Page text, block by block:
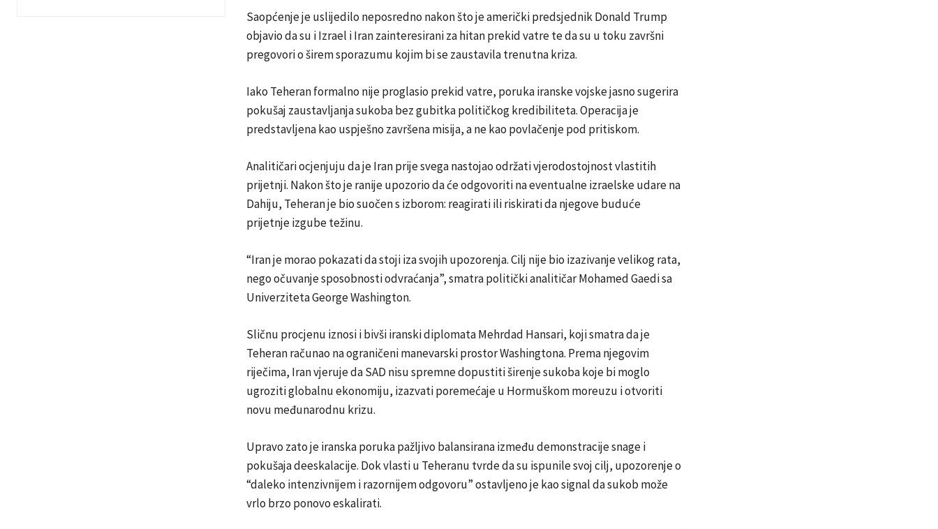
Saopćenje je uslijedilo neposredno nakon što je američki predsjednik Donald Trump
objavio da su i Izrael i Iran zainteresirani za hitan prekid vatre te da su u toku završni
pregovori o širem sporazumu kojim bi se zaustavila trenutna kriza.
Iako Teheran formalno nije proglasio prekid vatre, poruka iranske vojske jasno sugerira
pokušaj zaustavljanja sukoba bez gubitka političkog kredibiliteta. Operacija je
predstavljena kao uspješno završena misija, a ne kao povlačenje pod pritiskom.
Analitičari ocjenjuju da je Iran prije svega nastojao održati vjerodostojnost vlastitih
prijetnji. Nakon što je ranije upozorio da će odgovoriti na eventualne izraelske udare na
Dahiju, Teheran je bio suočen s izborom: reagirati ili riskirati da njegove buduće
prijetnje izgube težinu.
“Iran je morao pokazati da stoji iza svojih upozorenja. Cilj nije bio izazivanje velikog rata,
nego očuvanje sposobnosti odvraćanja”, smatra politički analitičar Mohamed Gaedi sa
Univerziteta George Washington.
Sličnu procjenu iznosi i bivši iranski diplomata Mehrdad Hansari, koji smatra da je
Teheran računao na ograničeni manevarski prostor Washingtona. Prema njegovim
riječima, Iran vjeruje da SAD nisu spremne dopustiti širenje sukoba koje bi moglo
ugroziti globalnu ekonomiju, izazvati poremećaje u Hormuškom moreuzu i otvoriti
novu međunarodnu krizu.
Upravo zato je iranska poruka pažljivo balansirana između demonstracije snage i
pokušaja deeskalacije. Dok vlasti u Teheranu tvrde da su ispunile svoj cilj, upozorenje o
“daleko intenzivnijem i razornijem odgovoru” ostavljeno je kao signal da sukob može
vrlo brzo ponovo eskalirati.